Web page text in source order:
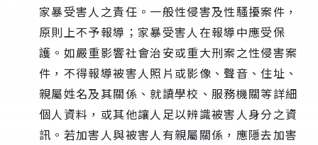
家暴受害人之責任。一般性侵害及性騷擾案件，
原則上不予報導；家暴受害人在報導中應受保
護。如嚴重影響社會治安或重大刑案之性侵害案
件，不得報導被害人照片或影像、聲音、住址、
親屬姓名及其關係、就讀學校、服務機關等詳細
個人資料，或其他讓人足以辨識被害人身分之資
訊。若加害人與被害人有親屬關係，應隱去加害